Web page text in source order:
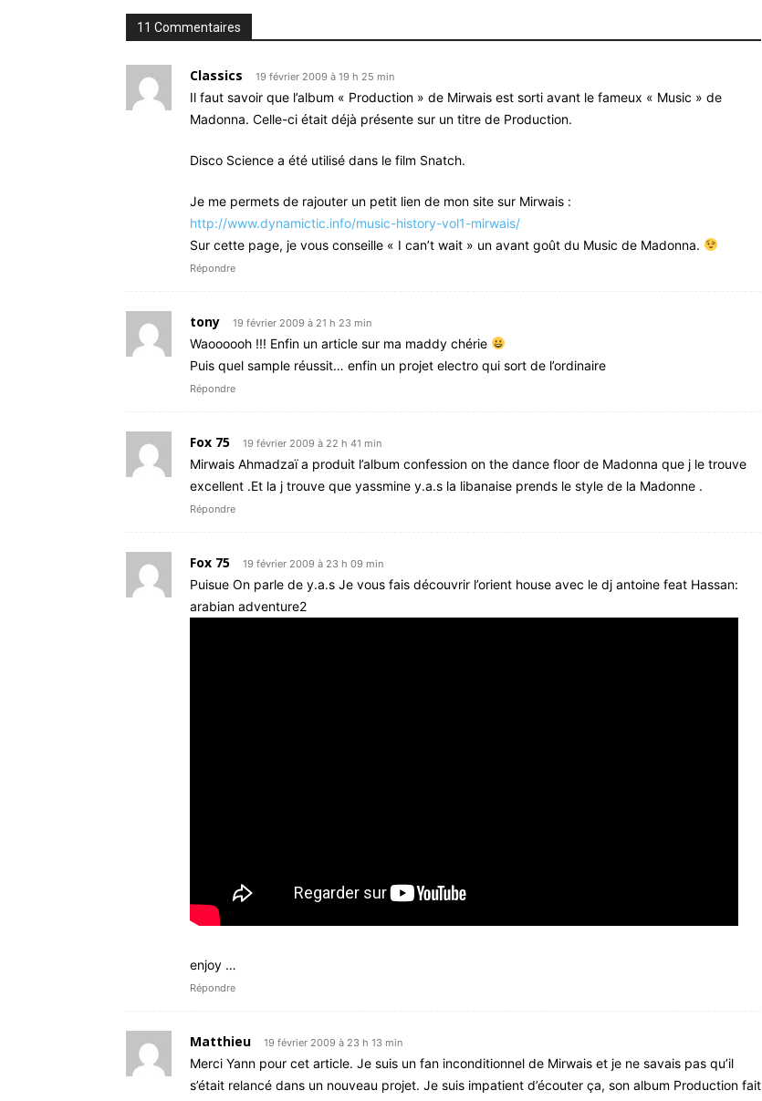
11 Commentaires
Classics 19 février 2009 à 19 h 25 min
Il faut savoir que l’album « Production » de Mirwais est sorti avant le fameux « Music » de
Madonna. Celle-ci était déjà présente sur un titre de Production.
Disco Science a été utilisé dans le film Snatch.
Je me permets de rajouter un petit lien de mon site sur Mirwais :
http://www.dynamictic.info/music-history-vol1-mirwais/
Sur cette page, je vous conseille « I can’t wait » un avant goût du Music de Madonna.
Répondre
tony 19 février 2009 à 21 h 23 min
Waoooooh !!! Enfin un article sur ma maddy chérie
Puis quel sample réussit… enfin un projet electro qui sort de l’ordinaire
Répondre
Fox 75 19 février 2009 à 22 h 41 min
Mirwais Ahmadzaï a produit l’album confession on the dance floor de Madonna que j le trouve
excellent .Et la j trouve que yassmine y.a.s la libanaise prends le style de la Madonne .
Répondre
Fox 75 19 février 2009 à 23 h 09 min
Puisue On parle de y.a.s Je vous fais découvrir l’orient house avec le dj antoine feat Hassan:
arabian adventure2
enjoy …
Répondre
Matthieu 19 février 2009 à 23 h 13 min
Merci Yann pour cet article. Je suis un fan inconditionnel de Mirwais et je ne savais pas qu’il
s’était relancé dans un nouveau projet. Je suis impatient d’écouter ça, son album Production fait